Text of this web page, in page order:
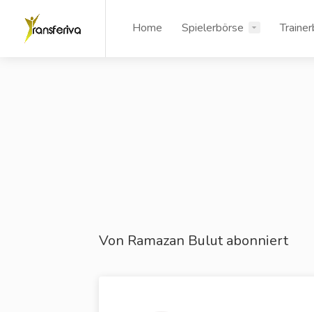
Home Spielerbörse
Von Ramazan Bulut abonniert